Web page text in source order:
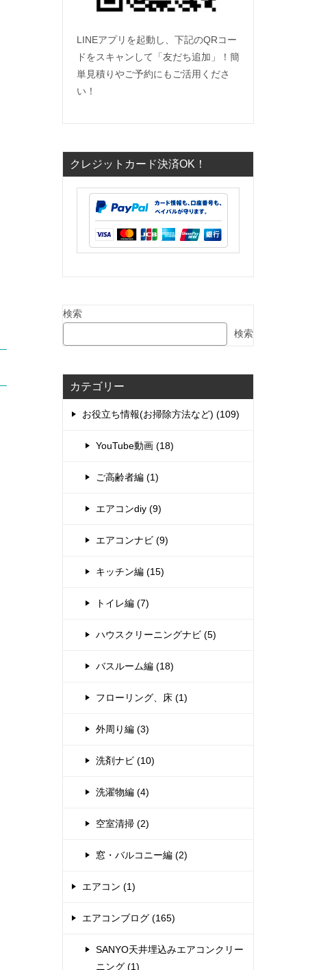
LINEアプリを起動し、下記のQRコー
ドをスキャンして「友だち追加」！簡
単見積りやご予約にもご活用くださ
い！
クレジットカード決済OK！
検索
検索
カテゴリー
お役立ち情報(お掃除方法など) (109)
YouTube動画 (18)
ご高齢者編 (1)
エアコンdiy (9)
エアコンナビ (9)
キッチン編 (15)
トイレ編 (7)
ハウスクリーニングナビ (5)
バスルーム編 (18)
フローリング、床 (1)
外周り編 (3)
洗剤ナビ (10)
洗濯物編 (4)
空室清掃 (2)
窓・バルコニー編 (2)
エアコン (1)
エアコンブログ (165)
SANYO天井埋込みエアコンクリー
ニング (1)